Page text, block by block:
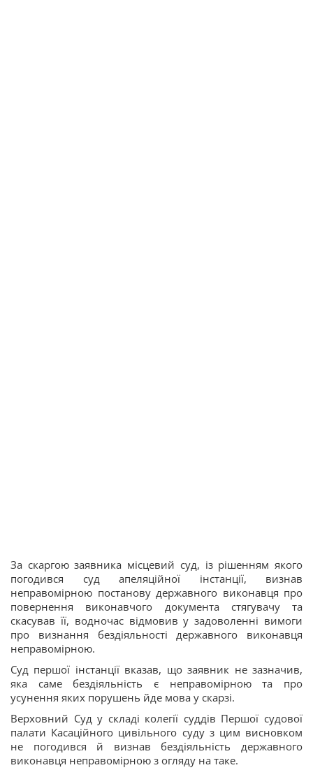
За скаргою заявника місцевий суд, із рішенням якого
погодився суд апеляційної інстанції, визнав
неправомірною постанову державного виконавця про
повернення виконавчого документа стягувачу та
скасував її, водночас відмовив у задоволенні вимоги
про визнання бездіяльності державного виконавця
неправомірною.
Суд першої інстанції вказав, що заявник не зазначив,
яка саме бездіяльність є неправомірною та про
усунення яких порушень йде мова у скарзі.
Верховний Суд у складі колегії суддів Першої судової
палати Касаційного цивільного суду з цим висновком
не погодився й визнав бездіяльність державного
виконавця неправомірною з огляду на таке.